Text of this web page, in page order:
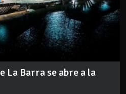
La Barra se abre a la